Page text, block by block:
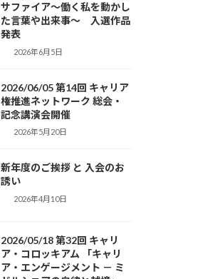
サファイア～働く私を動かし
た言葉や出来事～ 入選作品
発表
2026年6月5日
2026/06/05 第14回 キャリア
権推進ネットワーク 総会・
記念講演会開催
2026年5月20日
新年度のご挨拶 と 入会のお
誘い
2026年4月10日
2026/05/18 第32回 キャリ
ア・コロッキアム 「キャリ
ア・エンゲージメント － ミ